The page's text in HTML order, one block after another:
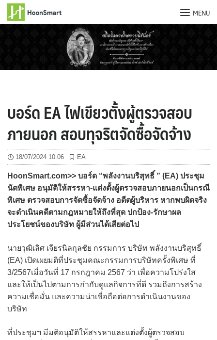
MENU
บอร์ด EA ไฟเขียวตั้งผู้ตรวจสอบ
ภายนอก สอบทุจริตจัดซื้อจัดจ้าง
18/07/2024 10:06 EA
HoonSmart.com>> บอร์ด “พลังงานบริสุทธิ์ ” (EA) ประชุม
นัดพิเศษ อนุมัติให้สรรหา-แต่งตั้งผู้ตรวจสอบภายนอกเป็นกรณี
พิเศษ ตรวจสอบการจัดซื้อจัดจ้าง อดีตผู้บริหาร หากพบผิดจริง
จะดำเนินคดีตามกฎหมายให้ถึงที่สุด ปกป้อง-รักษาผล
ประโยชน์ของบริษัท ผู้มีส่วนได้เสียต่อไป
นายวุฒิเลิศ เจียรนิลกุลชัย กรรมการ บริษัท พลังงานบริสุทธิ์
(EA) เปิดเผยมติที่ประชุมคณะกรรมการบริษัทครั้งพิเศษ ที่
3/2567เมื่อวันที่ 17 กรกฎาคม 2567 ว่า เพื่อความโปร่งใส
และให้เป็นไปตามการกำกับดูแลกิจการที่ดี รวมถึงการสร้าง
ความเชื่อมั่น และความน่าเชื่อถือต่อการดำเนินงานของ
บริษัท
ที่ประชุมฯ มีมติอนุมัติให้สรรหาและแต่งตั้งผู้ตรวจสอบ